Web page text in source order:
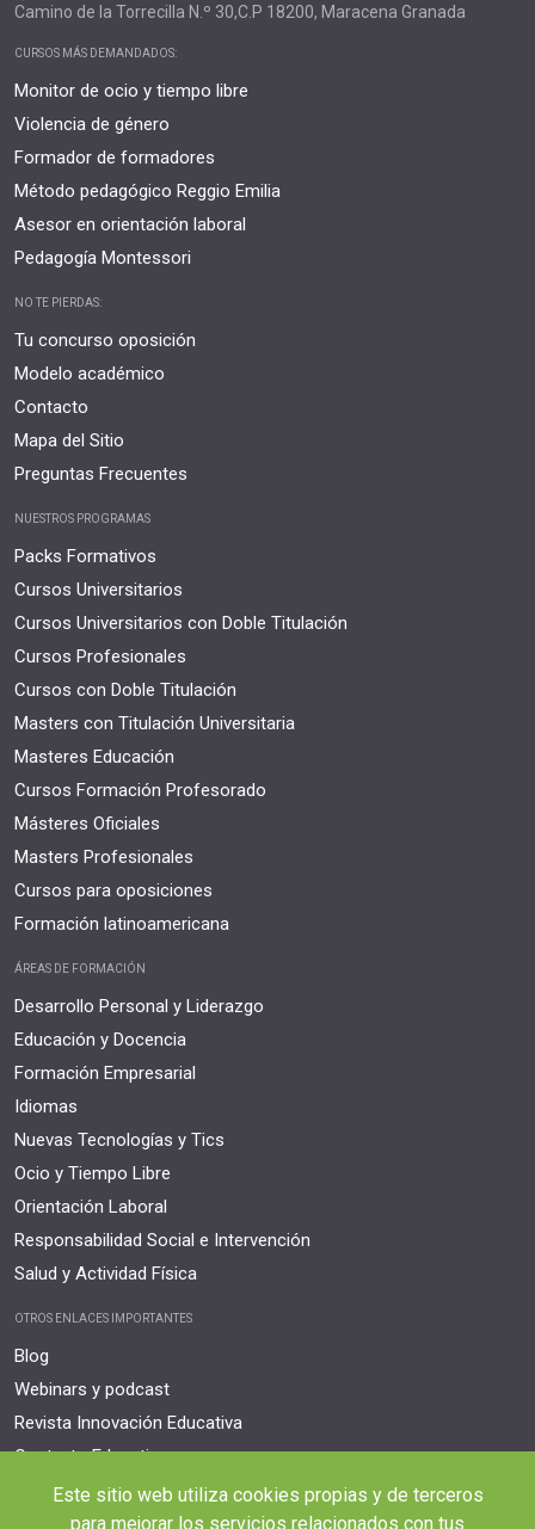
Camino de la Torrecilla N.º 30,C.P 18200, Maracena Granada
CURSOS MÁS DEMANDADOS:
Monitor de ocio y tiempo libre
Violencia de género
Formador de formadores
Método pedagógico Reggio Emilia
Asesor en orientación laboral
Pedagogía Montessori
NO TE PIERDAS:
Tu concurso oposición
Modelo académico
Contacto
Mapa del Sitio
Preguntas Frecuentes
NUESTROS PROGRAMAS
Packs Formativos
Cursos Universitarios
Cursos Universitarios con Doble Titulación
Cursos Profesionales
Cursos con Doble Titulación
Masters con Titulación Universitaria
Masteres Educación
Cursos Formación Profesorado
Másteres Oficiales
Masters Profesionales
Cursos para oposiciones
Formación latinoamericana
ÁREAS DE FORMACIÓN
Desarrollo Personal y Liderazgo
Educación y Docencia
Formación Empresarial
Idiomas
Nuevas Tecnologías y Tics
Ocio y Tiempo Libre
Orientación Laboral
Responsabilidad Social e Intervención
Salud y Actividad Física
OTROS ENLACES IMPORTANTES
Blog
Webinars y podcast
Revista Innovación Educativa
Contexto Educativo
Desistir contrato aquí
Este sitio web utiliza cookies propias y de terceros
para mejorar los servicios relacionados con tus